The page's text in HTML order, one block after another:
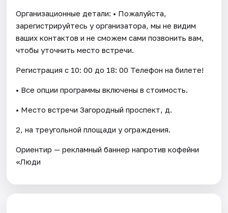
Организационные детали: • Пожалуйста,
зарегистрируйтесь у организатора, мы не видим
ваших контактов и не сможем сами позвонить вам,
чтобы уточнить место встречи.
Регистрация c 10: 00 до 18: 00 Телефон на билете!
• Все опции программы включены в стоимость.
• Место встречи Загородный проспект, д.
2, на треугольной площади у ограждения.
Ориентир — рекламный баннер напротив кофейни
«Люди